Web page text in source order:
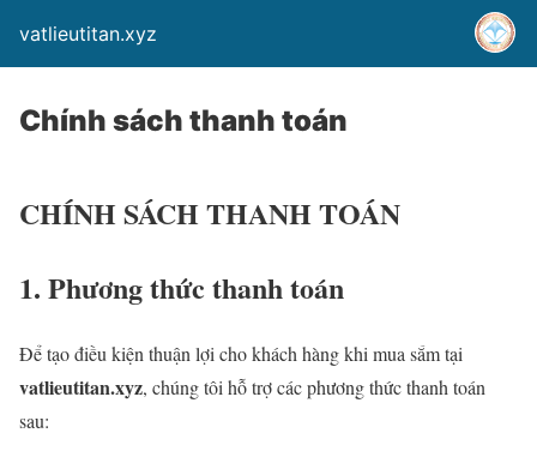
vatlieutitan.xyz
Chính sách thanh toán
CHÍNH SÁCH THANH TOÁN
1. Phương thức thanh toán
Để tạo điều kiện thuận lợi cho khách hàng khi mua sắm tại
vatlieutitan.xyz, chúng tôi hỗ trợ các phương thức thanh toán
sau: